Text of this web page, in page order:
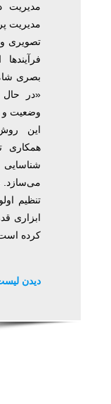
مدیریت
مدیریت
تصویری
بصری
«در حال
وضعیت و
این
همکاری
می‌سازد.
تنظیم
ابزاری
کرده
دیدن